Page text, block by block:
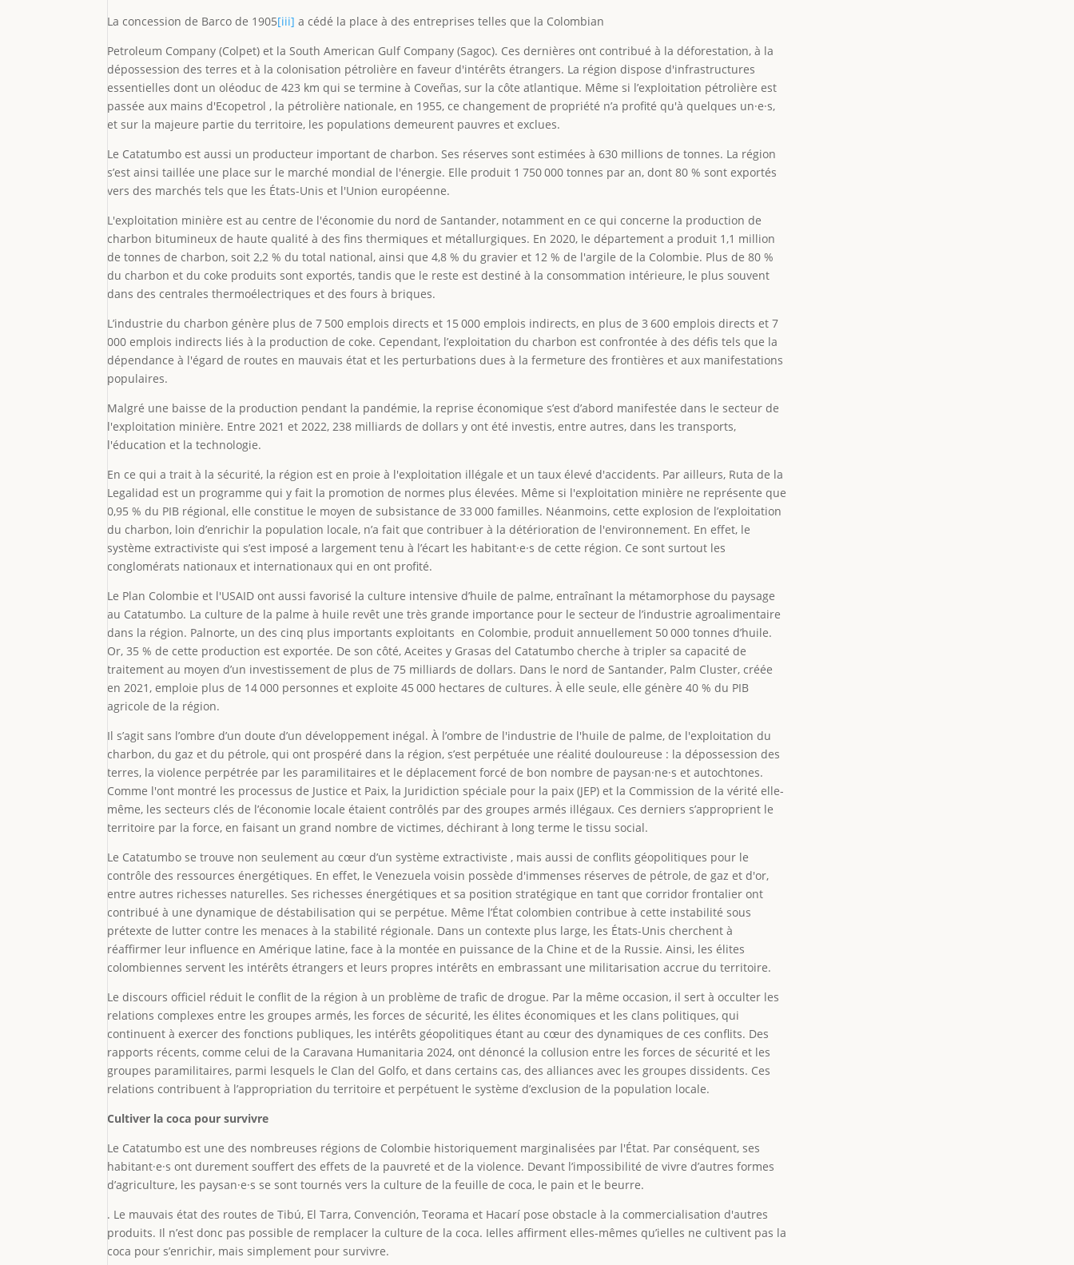
La concession de Barco de 1905[iii] a cédé la place à des entreprises telles que la Colombian
Petroleum Company (Colpet) et la South American Gulf Company (Sagoc). Ces dernières ont contribué à la déforestation, à la
dépossession des terres et à la colonisation pétrolière en faveur d'intérêts étrangers. La région dispose d'infrastructures
essentielles dont un oléoduc de 423 km qui se termine à Coveñas, sur la côte atlantique. Même si l’exploitation pétrolière est
passée aux mains d'Ecopetrol , la pétrolière nationale, en 1955, ce changement de propriété n’a profité qu'à quelques un·e·s,
et sur la majeure partie du territoire, les populations demeurent pauvres et exclues.
Le Catatumbo est aussi un producteur important de charbon. Ses réserves sont estimées à 630 millions de tonnes. La région
s’est ainsi taillée une place sur le marché mondial de l'énergie. Elle produit 1 750 000 tonnes par an, dont 80 % sont exportés
vers des marchés tels que les États-Unis et l'Union européenne.
L'exploitation minière est au centre de l'économie du nord de Santander, notamment en ce qui concerne la production de
charbon bitumineux de haute qualité à des fins thermiques et métallurgiques. En 2020, le département a produit 1,1 million
de tonnes de charbon, soit 2,2 % du total national, ainsi que 4,8 % du gravier et 12 % de l'argile de la Colombie. Plus de 80 %
du charbon et du coke produits sont exportés, tandis que le reste est destiné à la consommation intérieure, le plus souvent
dans des centrales thermoélectriques et des fours à briques.
L’industrie du charbon génère plus de 7 500 emplois directs et 15 000 emplois indirects, en plus de 3 600 emplois directs et 7
000 emplois indirects liés à la production de coke. Cependant, l’exploitation du charbon est confrontée à des défis tels que la
dépendance à l'égard de routes en mauvais état et les perturbations dues à la fermeture des frontières et aux manifestations
populaires.
Malgré une baisse de la production pendant la pandémie, la reprise économique s’est d’abord manifestée dans le secteur de
l'exploitation minière. Entre 2021 et 2022, 238 milliards de dollars y ont été investis, entre autres, dans les transports,
l'éducation et la technologie.
En ce qui a trait à la sécurité, la région est en proie à l'exploitation illégale et un taux élevé d'accidents. Par ailleurs, Ruta de la
Legalidad est un programme qui y fait la promotion de normes plus élevées. Même si l'exploitation minière ne représente que
0,95 % du PIB régional, elle constitue le moyen de subsistance de 33 000 familles. Néanmoins, cette explosion de l’exploitation
du charbon, loin d’enrichir la population locale, n’a fait que contribuer à la détérioration de l'environnement. En effet, le
système extractiviste qui s’est imposé a largement tenu à l’écart les habitant·e·s de cette région. Ce sont surtout les
conglomérats nationaux et internationaux qui en ont profité.
Le Plan Colombie et l'USAID ont aussi favorisé la culture intensive d’huile de palme, entraînant la métamorphose du paysage
au Catatumbo. La culture de la palme à huile revêt une très grande importance pour le secteur de l’industrie agroalimentaire
dans la région. Palnorte, un des cinq plus importants exploitants en Colombie, produit annuellement 50 000 tonnes d’huile.
Or, 35 % de cette production est exportée. De son côté, Aceites y Grasas del Catatumbo cherche à tripler sa capacité de
traitement au moyen d’un investissement de plus de 75 milliards de dollars. Dans le nord de Santander, Palm Cluster, créée
en 2021, emploie plus de 14 000 personnes et exploite 45 000 hectares de cultures. À elle seule, elle génère 40 % du PIB
agricole de la région.
Il s’agit sans l’ombre d’un doute d’un développement inégal. À l’ombre de l'industrie de l'huile de palme, de l'exploitation du
charbon, du gaz et du pétrole, qui ont prospéré dans la région, s’est perpétuée une réalité douloureuse : la dépossession des
terres, la violence perpétrée par les paramilitaires et le déplacement forcé de bon nombre de paysan·ne·s et autochtones.
Comme l'ont montré les processus de Justice et Paix, la Juridiction spéciale pour la paix (JEP) et la Commission de la vérité elle-
même, les secteurs clés de l’économie locale étaient contrôlés par des groupes armés illégaux. Ces derniers s’approprient le
territoire par la force, en faisant un grand nombre de victimes, déchirant à long terme le tissu social.
Le Catatumbo se trouve non seulement au cœur d’un système extractiviste , mais aussi de conflits géopolitiques pour le
contrôle des ressources énergétiques. En effet, le Venezuela voisin possède d'immenses réserves de pétrole, de gaz et d'or,
entre autres richesses naturelles. Ses richesses énergétiques et sa position stratégique en tant que corridor frontalier ont
contribué à une dynamique de déstabilisation qui se perpétue. Même l’État colombien contribue à cette instabilité sous
prétexte de lutter contre les menaces à la stabilité régionale. Dans un contexte plus large, les États-Unis cherchent à
réaffirmer leur influence en Amérique latine, face à la montée en puissance de la Chine et de la Russie. Ainsi, les élites
colombiennes servent les intérêts étrangers et leurs propres intérêts en embrassant une militarisation accrue du territoire.
Le discours officiel réduit le conflit de la région à un problème de trafic de drogue. Par la même occasion, il sert à occulter les
relations complexes entre les groupes armés, les forces de sécurité, les élites économiques et les clans politiques, qui
continuent à exercer des fonctions publiques, les intérêts géopolitiques étant au cœur des dynamiques de ces conflits. Des
rapports récents, comme celui de la Caravana Humanitaria 2024, ont dénoncé la collusion entre les forces de sécurité et les
groupes paramilitaires, parmi lesquels le Clan del Golfo, et dans certains cas, des alliances avec les groupes dissidents. Ces
relations contribuent à l’appropriation du territoire et perpétuent le système d’exclusion de la population locale.
Cultiver la coca pour survivre
Le Catatumbo est une des nombreuses régions de Colombie historiquement marginalisées par l'État. Par conséquent, ses
habitant·e·s ont durement souffert des effets de la pauvreté et de la violence. Devant l’impossibilité de vivre d’autres formes
d’agriculture, les paysan·e·s se sont tournés vers la culture de la feuille de coca, le pain et le beurre.
. Le mauvais état des routes de Tibú, El Tarra, Convención, Teorama et Hacarí pose obstacle à la commercialisation d'autres
produits. Il n’est donc pas possible de remplacer la culture de la coca. Ielles affirment elles-mêmes qu’ielles ne cultivent pas la
coca pour s’enrichir, mais simplement pour survivre.